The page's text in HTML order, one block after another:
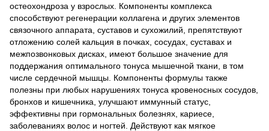
остеохондроза у взрослых. Компоненты комплекса
способствуют регенерации коллагена и других элементов
связочного аппарата, суставов и сухожилий, препятствуют
отложению солей кальция в почках, сосудах, суставах и
межпозвонковых дисках, имеют большое значение для
поддержания оптимального тонуса мышечной ткани, в том
числе сердечной мышцы. Компоненты формулы также
полезны при любых нарушениях тонуса кровеносных сосудов,
бронхов и кишечника, улучшают иммунный статус,
эффективны при гормональных болезнях, кариесе,
заболеваниях волос и ногтей. Действуют как мягкое